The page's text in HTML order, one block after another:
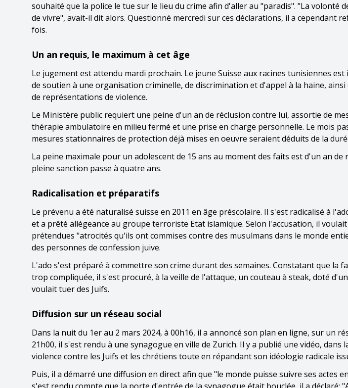
souhaité que la police le tue sur le lieu du crime afin d'aller au "paradis". "La volonté
de vivre", avait-il dit alors. Questionné mercredi sur ces déclarations, il a cependant
fois.
Un an requis, le maximum à cet âge
Le jugement est attendu mardi prochain. Le jeune Suisse aux racines tunisiennes
de soutien à une organisation criminelle, de discrimination et d'appel à la haine,
de représentations de violence.
Le Ministère public requiert une peine d'un an de réclusion contre lui, assortie de
thérapie ambulatoire en milieu fermé et une prise en charge personnelle. Le mois
mesures stationnaires de protection déjà mises en oeuvre seraient déduits de la
La peine maximale pour un adolescent de 15 ans au moment des faits est d'un an de
pleine sanction passe à quatre ans.
Radicalisation et préparatifs
Le prévenu a été naturalisé suisse en 2011 en âge préscolaire. Il s'est radicalisé à
et a prêté allégeance au groupe terroriste Etat islamique. Selon l'accusation, il
prétendues "atrocités qu'ils ont commises contre des musulmans dans le monde
des personnes de confession juive.
L'ado s'est préparé à commettre son crime durant des semaines. Constatant que la
trop compliquée, il s'est procuré, à la veille de l'attaque, un couteau à steak, doté
voulait tuer des Juifs.
Diffusion sur un réseau social
Dans la nuit du 1er au 2 mars 2024, à 00h16, il a annoncé son plan en ligne, sur un
21h00, il s'est rendu à une synagogue en ville de Zurich. Il y a publié une vidéo, dans
violence contre les Juifs et les chrétiens toute en répandant son idéologie radicale
Puis, il a démarré une diffusion en direct afin que "le monde puisse suivre ses actes